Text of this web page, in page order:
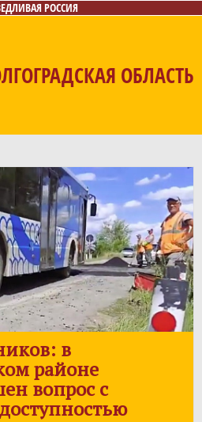
РОССИЯ
ОБЛАСТЬ
в
районе
вопрос с